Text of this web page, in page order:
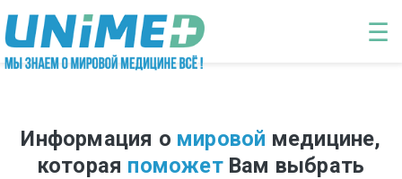
Перейти к основному содержанию
☰
Информация о мировой медицине,
которая поможетВам выбрать